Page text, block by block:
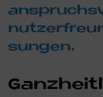
sun­gen.